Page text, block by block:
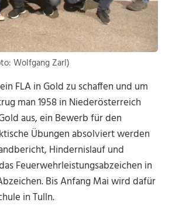
Wolfgang Zarl)
FLA in Gold zu schaffen und um
man 1958 in Niederösterreich
aus, ein Bewerb für den
Übungen absolviert werden
Hindernislauf und
Feuerwehrleistungsabzeichen in
Bis Anfang Mai wird dafür
in Tulln.